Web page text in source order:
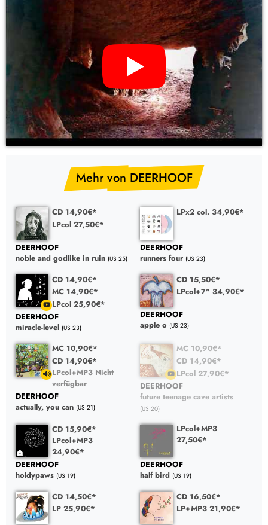
YouTube Video: DEERHOOF – future teenage cave artists (CD,
Mehr von DEERHOOF
CD 14,90€*
LPcol 27,50€*
DEERHOOF
noble and godlike in ruin (US 25)
LPx2 col. 34,90€*
DEERHOOF
runners four (US 23)
CD 14,90€*
MC 14,90€*
LPcol 25,90€*
DEERHOOF
miracle-level (US 23)
CD 15,50€*
LPcol+7" 34,90€*
DEERHOOF
apple o (US 23)
MC 10,90€*
CD 14,90€*
LPcol+MP3 Nicht
verfügbar
DEERHOOF
actually, you can (US 21)
MC 10,90€*
CD 14,90€*
LPcol 27,90€*
DEERHOOF
future teenage cave artists
(US 20)
CD 15,90€*
LPcol+MP3
24,90€*
DEERHOOF
holdypaws (US 19)
LPcol+MP3
27,50€*
DEERHOOF
half bird (US 19)
CD 14,50€*
LP 25,90€*
CD 16,50€*
LP+MP3 21,90€*